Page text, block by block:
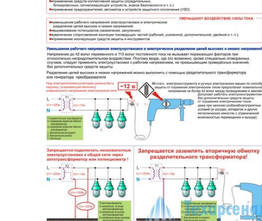
Перезарядка ОП
Перезарядка ОУ
Перезарядка ОВП
Доставка
Оплата
Гарантии
О нас
Статьи
Публичная оферта
Сертификаты
Вопрос-Ответ
Контакты